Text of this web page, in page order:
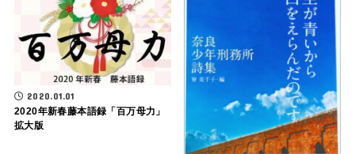
2020.01.01
2020年新春藤本語録「百万母力」
拡大版